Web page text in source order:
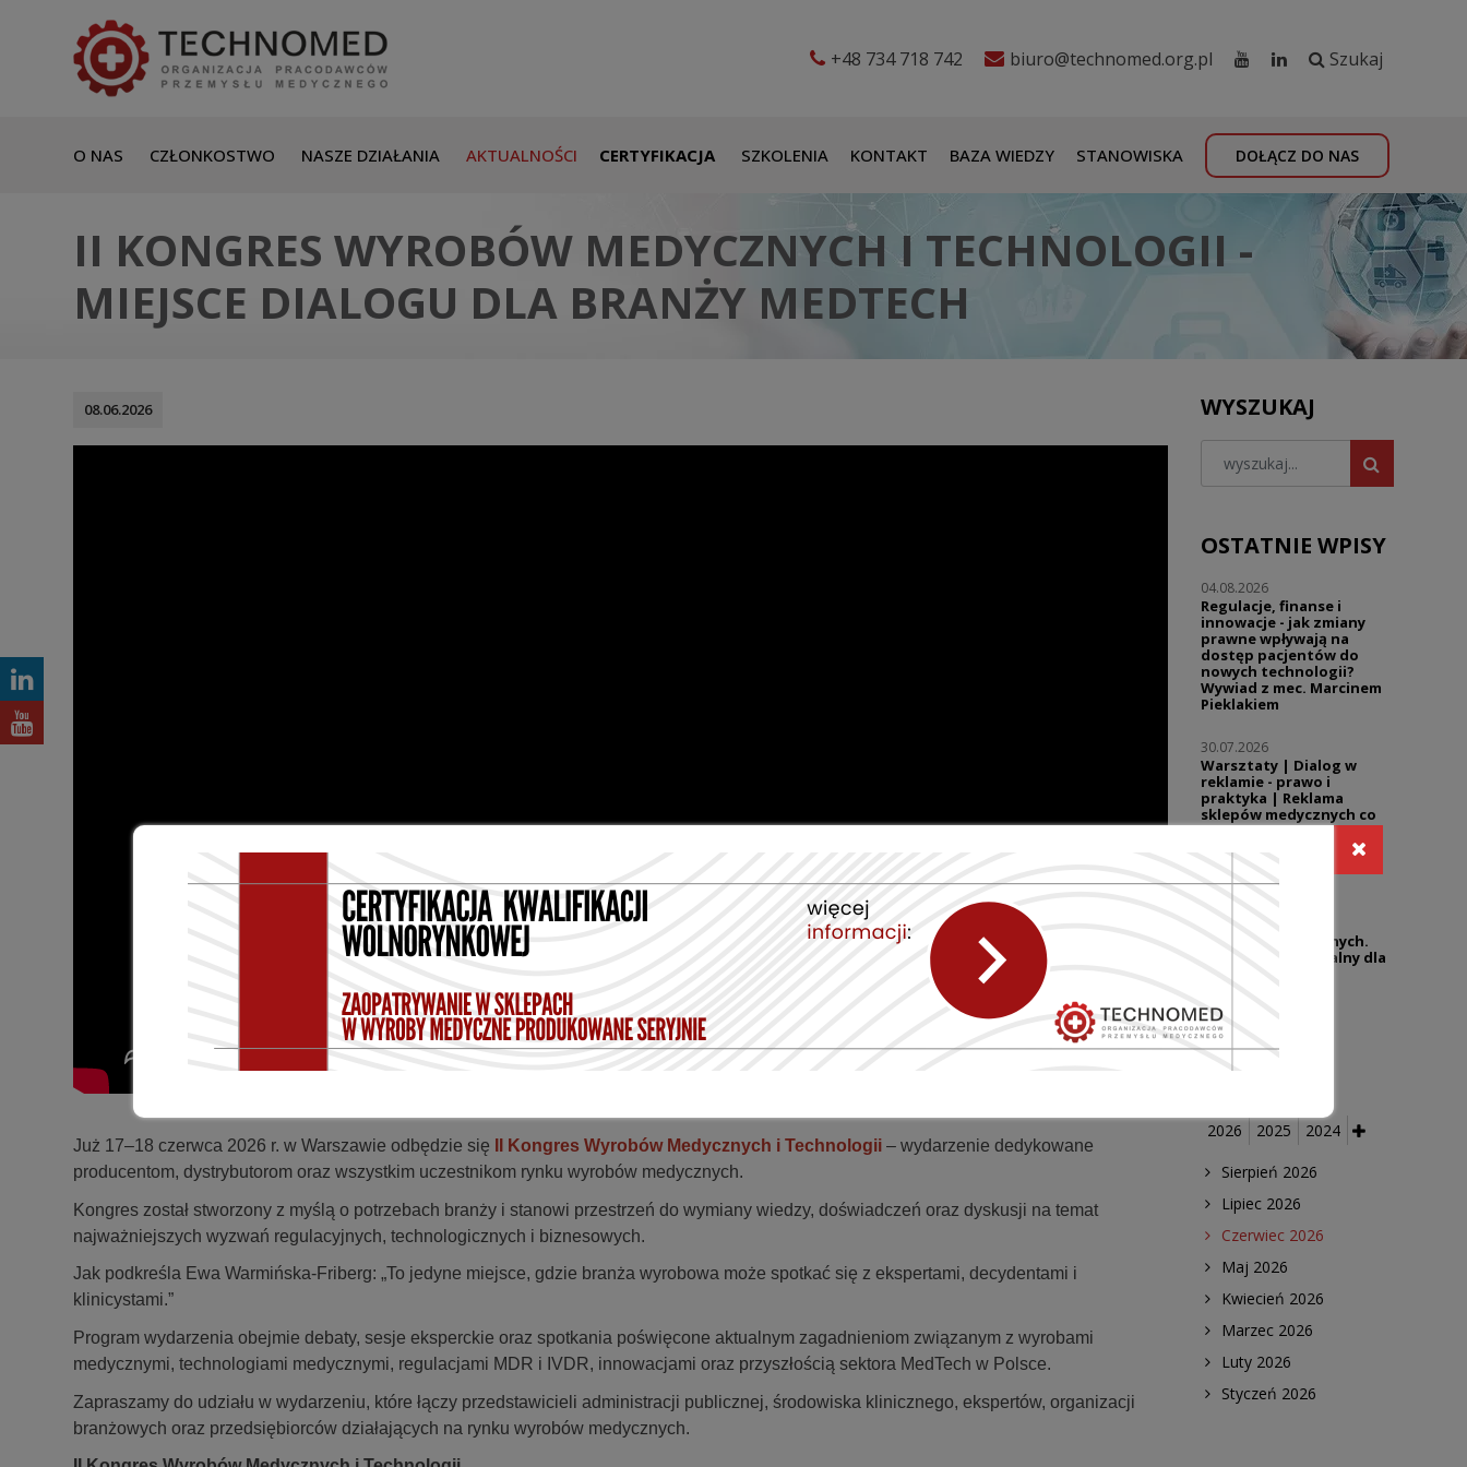
+48 734 718 742 biuro@technomed.org.pl Szukaj
O NAS CZŁONKOSTWO NASZE DZIAŁANIA AKTUALNOŚCI CERTYFIKACJA SZKOLENIA KONTAKT BAZA WIEDZY STANOWISKA DOŁĄCZ DO NAS
II KONGRES WYROBÓW MEDYCZNYCH I TECHNOLOGII -
MIEJSCE DIALOGU DLA BRANŻY MEDTECH
08.06.2026
Już 17–18 czerwca 2026 r. w Warszawie odbędzie się II Kongres Wyrobów Medycznych i Technologii – wydarzenie dedykowane
producentom, dystrybutorom oraz wszystkim uczestnikom rynku wyrobów medycznych.
Kongres został stworzony z myślą o potrzebach branży i stanowi przestrzeń do wymiany wiedzy, doświadczeń oraz dyskusji na temat
najważniejszych wyzwań regulacyjnych, technologicznych i biznesowych.
Jak podkreśla Ewa Warmińska-Friberg: „To jedyne miejsce, gdzie branża wyrobowa może spotkać się z ekspertami, decydentami i
klinicystami.”
Program wydarzenia obejmie debaty, sesje eksperckie oraz spotkania poświęcone aktualnym zagadnieniom związanym z wyrobami
medycznymi, technologiami medycznymi, regulacjami MDR i IVDR, innowacjami oraz przyszłością sektora MedTech w Polsce.
Zapraszamy do udziału w wydarzeniu, które łączy przedstawicieli administracji publicznej, środowiska klinicznego, ekspertów, organizacji
branżowych oraz przedsiębiorców działających na rynku wyrobów medycznych.
WYSZUKAJ
OSTATNIE WPISY
04.08.2026
Regulacje, finanse i
innowacje - jak zmiany
prawne wpływają na
dostęp pacjentów do
nowych technologii?
Wywiad z mec. Marcinem
Pieklakiem
30.07.2026
Warsztaty | Dialog w
reklamie - prawo i
praktyka | Reklama
sklepów medycznych co
wolno, a gdzie zaczyna
27.07.2026
klauzulach umownych.
Temat wciąż aktualny dla
2026 2025
2024
Sierpień 2026
Lipiec 2026
Czerwiec 2026
Maj 2026
Kwiecień 2026
Marzec 2026
Luty 2026
Styczeń 2026